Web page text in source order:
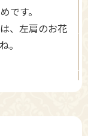
です。
、左肩のお花
。